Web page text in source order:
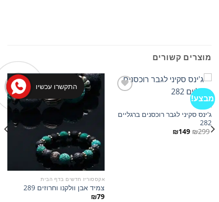
מוצרים קשורים
מבצע!
הוסף
ג'ינסים
ג'ינס סקיני לגבר רוכסנים ברגליים
282
₪299 המחיר
₪149 המחיר
למועדפים
אקססוריז חדשים בדף הבית
צמיד אבן וולקנו וחרוזים 289
₪79
התקשרו עכשיו